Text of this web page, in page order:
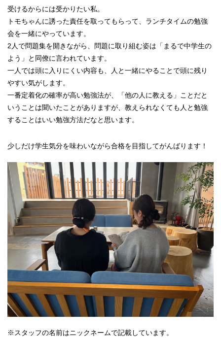
受けるからには受かりたい私。
トモちゃんに誘った責任を取ってもらって、ランチタイムの勉強
会を一緒にやっています。
2人で問題集を開きながら、問題に取り組む姿は「まるで中学生の
よう」と同僚に言われています。
一人では頭に入りにくい内容も、人と一緒にやることで頭に残り
やすい気がします。
一番定着化の確率が高い勉強法が、「他の人に教える」ことだと
いうことは聞いたことがありますが、教えられなくても人と勉強
することはいい勉強方法だなと思います。
少しだけ学生気分を味わいながら合格を目指してがんばります！
※スタッフの名前はニックネームで記載しています。